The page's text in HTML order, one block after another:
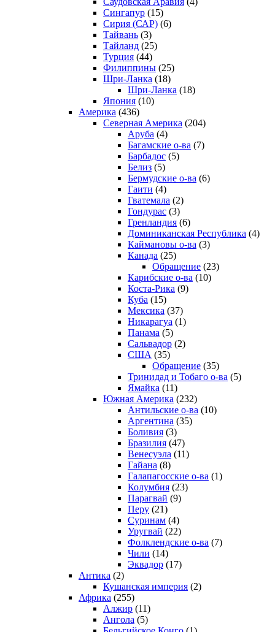
Сингапур (15)
Сирия (САР) (6)
Тайвань (3)
Тайланд (25)
Турция (44)
Филиппины (25)
Шри-Ланка (18)
Шри-Ланка (18)
Япония (10)
Америка (436)
Северная Америка (204)
Аруба (4)
Багамские о-ва (7)
Барбадос (5)
Белиз (5)
Бермудские о-ва (6)
Гаити (4)
Гватемала (2)
Гондурас (3)
Гренландия (6)
Доминиканская Республика (4)
Каймановы о-ва (3)
Канада (25)
Обращение (23)
Карибские о-ва (10)
Коста-Рика (9)
Куба (15)
Мексика (37)
Никарагуа (1)
Панама (5)
Сальвадор (2)
США (35)
Обращение (35)
Тринидад и Тобаго о-ва (5)
Ямайка (11)
Южная Америка (232)
Антильские о-ва (10)
Аргентина (35)
Боливия (3)
Бразилия (47)
Венесуэла (11)
Гайана (8)
Галапагосские о-ва (1)
Колумбия (23)
Парагвай (9)
Перу (21)
Суринам (4)
Уругвай (22)
Фолклендские о-ва (7)
Чили (14)
Эквадор (17)
Антика (2)
Кушанская империя (2)
Африка (255)
Алжир (11)
Ангола (5)